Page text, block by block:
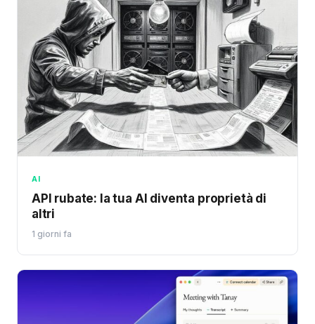
AI
API rubate: la tua AI diventa proprietà di
altri
1 giorni fa